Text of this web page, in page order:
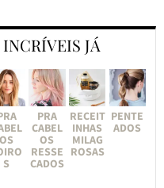
JÁ
OS
S
PRA
CABEL
OS
RESSE
CADOS
RECEIT
INHAS
MILAG
ROSAS
PENTE
ADOS